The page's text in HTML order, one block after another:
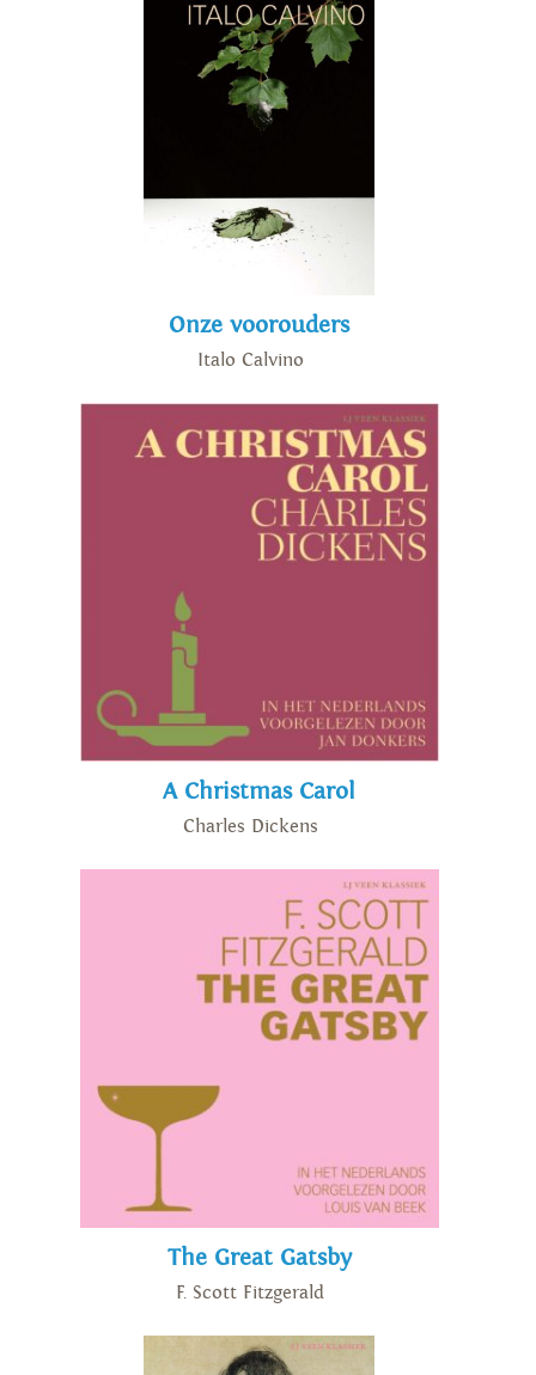
Onze voorouders
Italo Calvino
A Christmas Carol
Charles Dickens
The Great Gatsby
F. Scott Fitzgerald